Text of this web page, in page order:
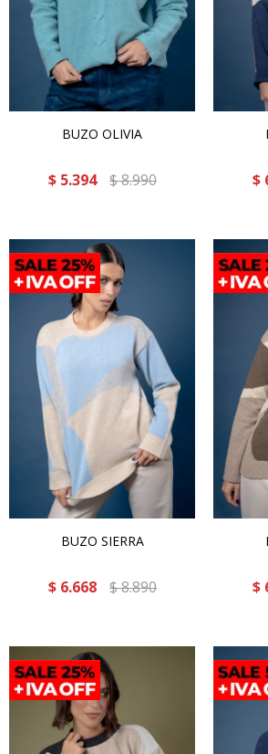
BUZO OLIVIA
$ 5.394 $8.990 $
BUZO SIERRA
$ 6.668 $8.890 $